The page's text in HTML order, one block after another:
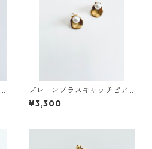
プレーンブラスキャッチピア
ス
¥3,300